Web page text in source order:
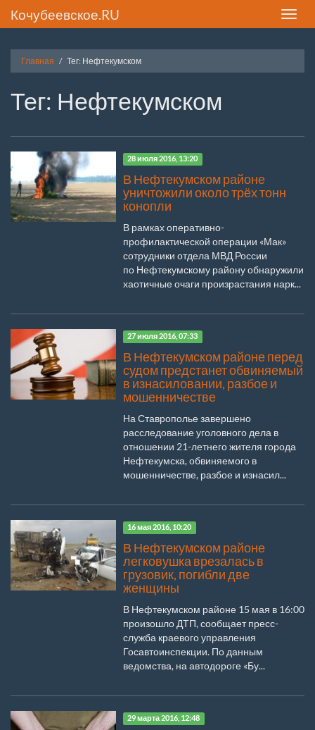
Toggle
Кочубеевское.RU
Главная Тег: Нефтекумском
Тег: Нефтекумском
28 июля 2016, 13:20
В Нефтекумском районе
уничтожили около трёх тонн
конопли
В рамках оперативно-
профилактической операции «Мак»
сотрудники отдела МВД России
по Нефтекумскому району обнаружили
хаотичные очаги произрастания нарк...
27 июля 2016, 07:33
В Нефтекумском районе перед
судом предстанет обвиняемый
в изнасиловании, разбое и
мошенничестве
На Ставрополье завершено
расследование уголовного дела в
отношении 21-летнего жителя города
Нефтекумска, обвиняемого в
мошенничестве, разбое и изнасил...
16 мая 2016, 10:20
В Нефтекумском районе
легковушка врезалась в
грузовик, погибли две
женщины
В Нефтекумском районе 15 мая в 16:00
произошло ДТП, сообщает пресс-
служба краевого управления
Госавтоинспекции. По данным
ведомства, на автодороге «Бу...
29 марта 2016, 12:48